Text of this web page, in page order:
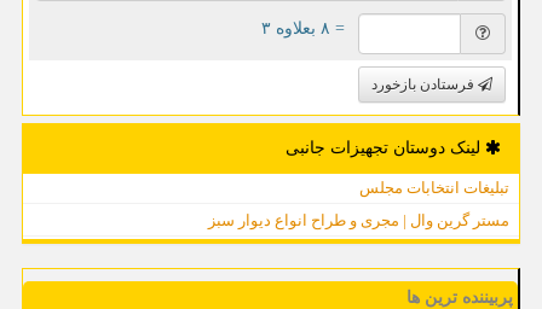
= ۸ بعلاوه ۳
فرستادن بازخورد
لینک دوستان تجهیزات جانبی
تبلیغات انتخابات مجلس
مستر گرین وال | مجری و طراح انواع دیوار سبز
پربیننده ترین ها